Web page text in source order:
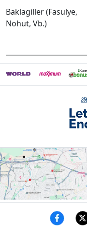
Baklagiller (Fasulye,
Nohut, Vb.)